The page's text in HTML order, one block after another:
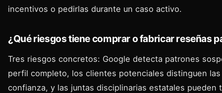
incentivos o pedirlas durante un caso activo.
¿Qué riesgos tiene comprar o fabricar reseñas
Tres riesgos concretos: Google detecta patrones
perfil completo, los clientes potenciales distinguen
confianza, y las juntas disciplinarias estatales pueden